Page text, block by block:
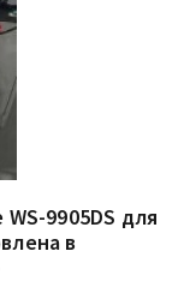
9905DS для
в